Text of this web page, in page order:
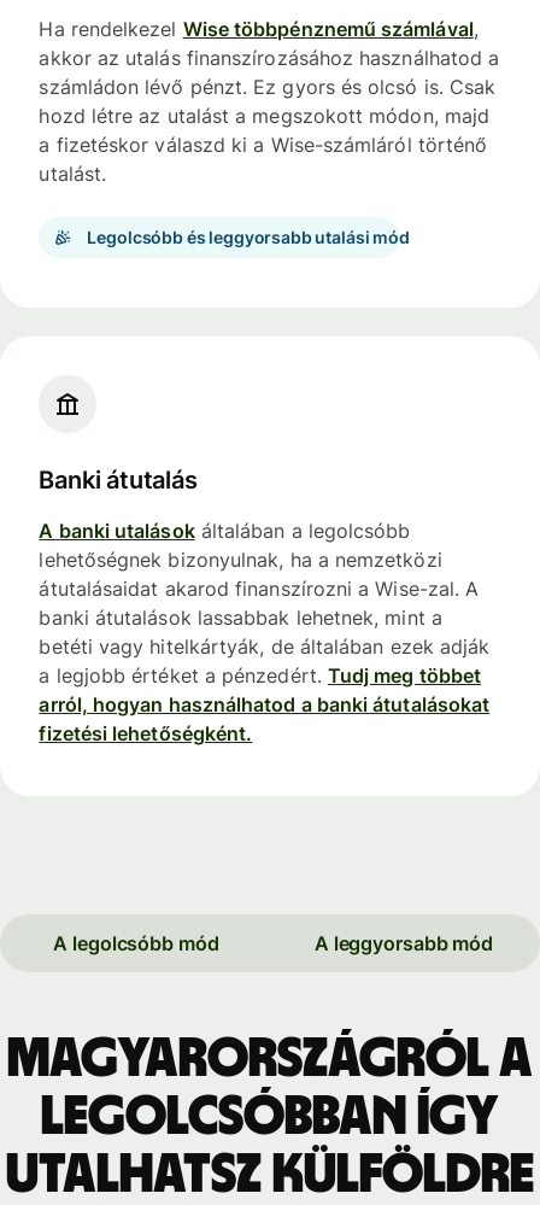
Ha rendelkezel Wise többpénznemű számlával,
akkor az utalás finanszírozásához használhatod a
számládon lévő pénzt. Ez gyors és olcsó is. Csak
hozd létre az utalást a megszokott módon, majd
a fizetéskor válaszd ki a Wise-számláról történő
utalást.
Legolcsóbb és leggyorsabb utalási mód
Banki átutalás
A banki utalásokáltalában a legolcsóbb
lehetőségnek bizonyulnak, ha a nemzetközi
átutalásaidat akarod finanszírozni a Wise-zal. A
banki átutalások lassabbak lehetnek, mint a
betéti vagy hitelkártyák, de általában ezek adják
a legjobb értéket a pénzedért. Tudj meg többet
arról, hogyan használhatod a banki átutalásokat
fizetési lehetőségként.
A legolcsóbb mód A leggyorsabb mód
Magyarországról a
legolcsóbban így
utalhatsz külföldre